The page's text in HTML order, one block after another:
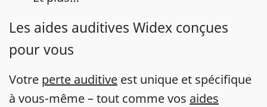
Les aides auditives Widex conçues
pour vous
Votre perte auditive est unique et spécifique
à vous-même – tout comme vos aides